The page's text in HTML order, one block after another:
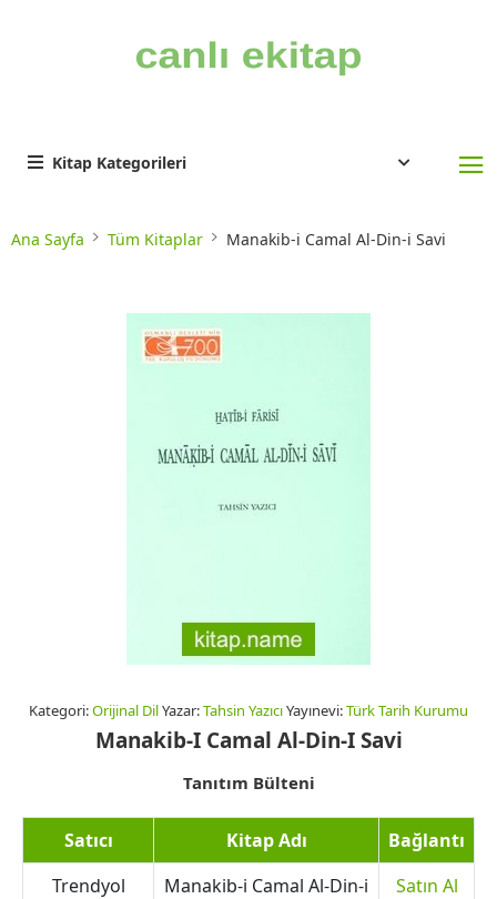
Kitap Kategorileri
Ana Sayfa Tüm Kitaplar Manakib-i Camal Al-Din-i Savi
Kategori:Orijinal DilYazar:Tahsin YazıcıYayınevi:Türk Tarih Kurumu
Manakib-I Camal Al-Din-I Savi
Tanıtım Bülteni
Satıcı Kitap Adı
Bağlantı
Trendyol
Manakib-i Camal Al-Din-i
Satın Al